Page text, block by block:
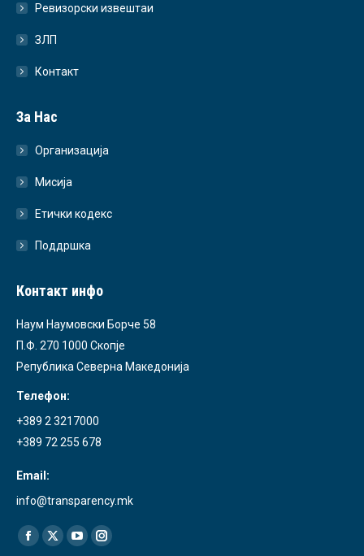
Ревизорски извештаи
ЗЛП
Контакт
За Нас
Организација
Мисија
Етички кодекс
Поддршка
Контакт инфо
Наум Наумовски Борче 58
П.Ф. 270 1000 Скопје
Република Северна Македонија
Телефон:
+389 2 3217000
+389 72 255 678
Email:
info@transparency.mk
Find us on:
Facebook
X YouTubeInstagram